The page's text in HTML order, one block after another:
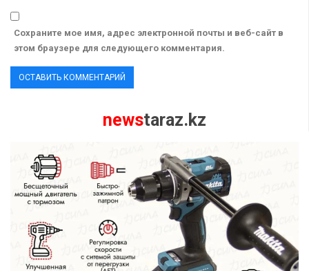
Сохраните мое имя, адрес электронной почты и веб-сайт в
этом браузере для следующего комментария.
newstaraz.kz